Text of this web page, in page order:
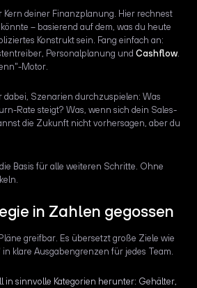
Kern deiner Finanzplanung. Hier rechnest
– basierend auf dem, was du heute
Konstrukt sein. Fang einfach an:
Personalplanung undCashflow
Motor.
dabei, Szenarien durchzuspielen: Was
Rate steigt? Was, wenn sich dein Sales-
die Zukunft nicht vorhersagen, aber du
Basis für alle weiteren Schritte. Ohne
in Zahlen gegossen
greifbar. Es übersetzt große Ziele wie
klare Ausgabengrenzen für jedes Team.
in sinnvolle Kategorien herunter: Gehälter,